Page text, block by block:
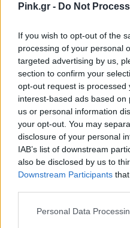
Pink.gr - Do Not
If you wish to opt-out of the
processing of your personal
targeted advertising by us,
section to confirm your
opt-out request is processed
interest-based ads based
us or personal information
your opt-out. You may
disclosure of your personal
IAB’s list of downstream
also be disclosed by us to
Downstream Participants
Personal Data